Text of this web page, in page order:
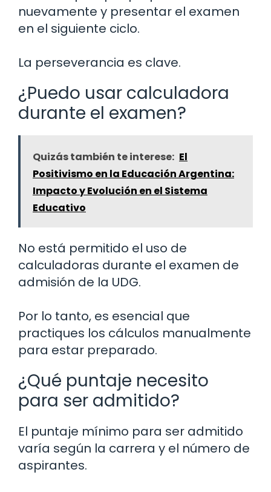
nuevamente y presentar el examen
en el siguiente ciclo.
La perseverancia es clave.
¿Puedo usar calculadora
durante el examen?
Quizás también te interese: El
Positivismo en la Educación Argentina:
Impacto y Evolución en el Sistema
Educativo
No está permitido el uso de
calculadoras durante el examen de
admisión de la UDG.
Por lo tanto, es esencial que
practiques los cálculos manualmente
para estar preparado.
¿Qué puntaje necesito
para ser admitido?
El puntaje mínimo para ser admitido
varía según la carrera y el número de
aspirantes.